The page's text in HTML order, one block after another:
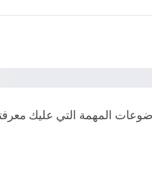
المهمة التي عليك معرفتها